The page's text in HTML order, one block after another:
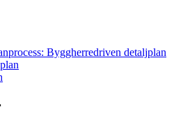
Byggherredriven detaljplan